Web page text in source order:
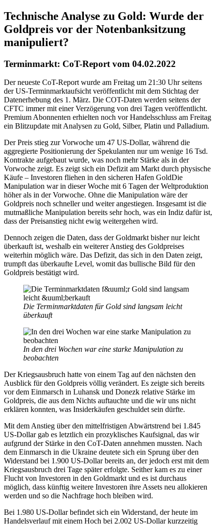
Technische Analyse zu Gold: Wurde der
Goldpreis vor der Notenbanksitzung
manipuliert?
Terminmarkt: CoT-Report vom 04.02.2022
Der neueste CoT-Report wurde am Freitag um 21:30 Uhr seitens
der US-Terminmarktaufsicht veröffentlicht mit dem Stichtag der
Datenerhebung des 1. März. Die COT-Daten werden seitens der
CFTC immer mit einer Verzögerung von drei Tagen veröffentlicht.
Premium Abonnenten erhielten noch vor Handelsschluss am Freitag
ein Blitzupdate mit Analysen zu Gold, Silber, Platin und Palladium.
Der Preis stieg zur Vorwoche um 47 US-Dollar, während die
aggregierte Positionierung der Spekulanten nur um wenige 16 Tsd.
Kontrakte aufgebaut wurde, was noch mehr Stärke als in der
Vorwoche zeigt. Es zeigt sich ein Defizit am Markt durch physische
Käufe – Investoren fliehen in den sicheren Hafen GoldDie
Manipulation war in dieser Woche mit 6 Tagen der Weltproduktion
höher als in der Vorwoche. Ohne die Manipulation wäre der
Goldpreis noch schneller und weiter angestiegen. Insgesamt ist die
mutmaßliche Manipulation bereits sehr hoch, was ein Indiz dafür ist,
dass der Preisanstieg nicht ewig weitergehen wird.
Dennoch zeigen die Daten, dass der Goldmarkt bisher nur leicht
überkauft ist, weshalb ein weiterer Anstieg des Goldpreises
weiterhin möglich wäre. Das Defizit, das sich in den Daten zeigt,
trumpft das überkaufte Level, womit das bullische Bild für den
Goldpreis bestätigt wird.
Die Terminmarktdaten für Gold sind langsam leicht
überkauft
In den drei Wochen war eine starke Manipulation zu
beobachten
Der Kriegsausbruch hatte von einem Tag auf den nächsten den
Ausblick für den Goldpreis völlig verändert. Es zeigte sich bereits
vor dem Einmarsch in Luhansk und Donezk relative Stärke im
Goldpreis, die aus dem Nichts auftauchte und die wir uns nicht
erklären konnten, was Insiderkäufen geschuldet sein dürfte.
Mit dem Anstieg über den mittelfristigen Abwärtstrend bei 1.845
US-Dollar gab es letztlich ein prozyklisches Kaufsignal, das wir
aufgrund der Stärke in den CoT-Daten annehmen mussten. Nach
dem Einmarsch in die Ukraine deutete sich ein Sprung über den
Widerstand bei 1.900 US-Dollar bereits an, der jedoch erst mit dem
Kriegsausbruch drei Tage später erfolgte. Seither kam es zu einer
Flucht von Investoren in den Goldmarkt und es ist durchaus
möglich, dass künftig weitere Investoren ihre Assets neu allokieren
werden und so die Nachfrage hoch bleiben wird.
Bei 1.980 US-Dollar befindet sich ein Widerstand, der heute im
Handelsverlauf mit einem Hoch bei 2.002 US-Dollar kurzzeitig